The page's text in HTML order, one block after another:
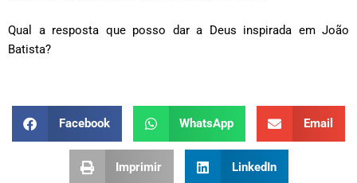
Qual a resposta que posso dar a Deus inspirada em João
Batista?
Facebook WhatsApp Email
Imprimir LinkedIn